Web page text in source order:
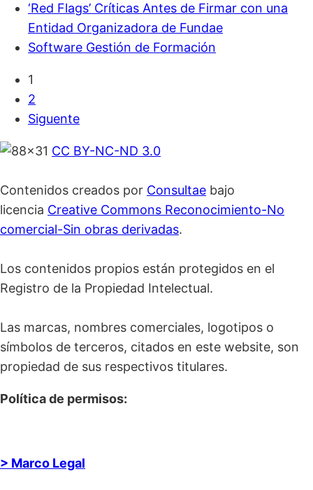
‘Red Flags’ Críticas Antes de Firmar con una
Entidad Organizadora de Fundae
Software Gestión de Formación
1
2
Siguente
CC BY-NC-ND 3.0
Contenidos creados por Consultae bajo
licencia Creative Commons Reconocimiento-No
comercial-Sin obras derivadas.
Los contenidos propios están protegidos en el
Registro de la Propiedad Intelectual.
Las marcas, nombres comerciales, logotipos o
símbolos de terceros, citados en este website, son
propiedad de sus respectivos titulares.
Política de permisos:
> Marco Legal